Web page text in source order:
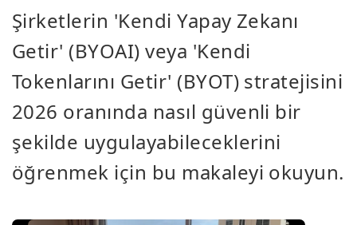
Şirketlerin 'Kendi Yapay Zekanı
Getir' (BYOAI) veya 'Kendi
Tokenlarını Getir' (BYOT) stratejisini
2026 oranında nasıl güvenli bir
şekilde uygulayabileceklerini
öğrenmek için bu makaleyi okuyun.